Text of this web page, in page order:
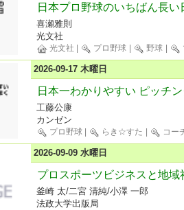
日本プロ野球のいちばん長い
喜瀬雅則
光文社
光文社 プロ野球 野球
2026-09-17 木曜日
日本一わかりやすい ピッチ
工藤公康
カンゼン
プロ野球 らき☆すた コー
2026-09-09 水曜日
プロスポーツビジネスと地域
釜崎 太/二宮 清純/小澤 一郎
法政大学出版局